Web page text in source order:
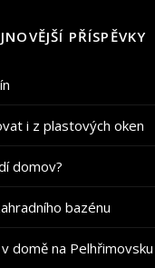
PŘÍSPĚVKY
i z plastových oken
domov?
bazénu
domě na Pelhřimovsku